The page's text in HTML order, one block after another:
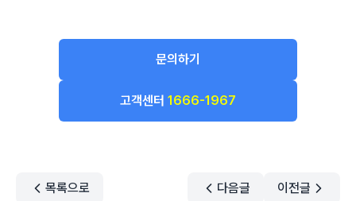
문의하기
고객센터 1666-1967
목록으로 다음글 이전글